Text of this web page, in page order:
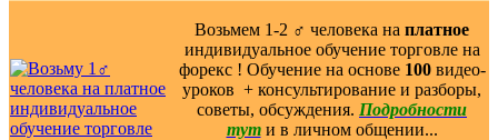
Возьмем 1-2 ‍♂️ человека на платное
индивидуальное обучение торговле на
форекс ! Обучение на основе 100видео-
уроков ️ + консультирование и разборы,
советы, обсуждения. Подробности
тут и в личном общении...